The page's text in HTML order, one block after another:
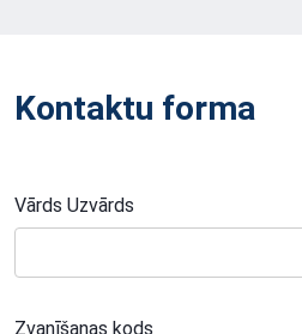
Kontaktu forma
Vārds Uzvārds
Zvanīšanas kods